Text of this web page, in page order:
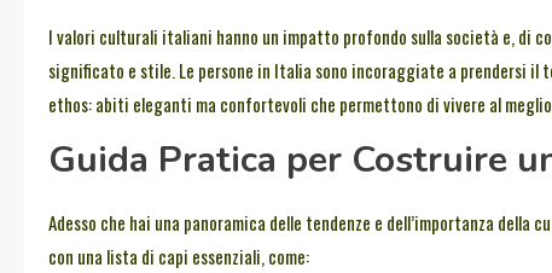
I valori culturali italiani hanno un impatto profondo sulla società e, di
significato e stile. Le persone in Italia sono incoraggiate a prendersi il
ethos: abiti eleganti ma confortevoli che permettono di vivere al
Guida Pratica per Costruire
Adesso che hai una panoramica delle tendenze e dell’importanza
con una lista di capi essenziali, come: